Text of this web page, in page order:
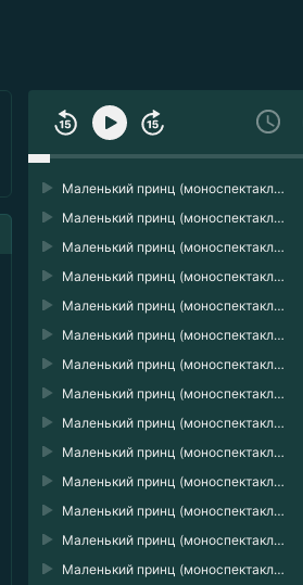
Маленький принц (моноспектакль) 01
Маленький принц (моноспектакль) 02
Маленький принц (моноспектакль) 03
Маленький принц (моноспектакль) 04
Маленький принц (моноспектакль) 05
Маленький принц (моноспектакль) 06
Маленький принц (моноспектакль) 07
Маленький принц (моноспектакль) 08
Маленький принц (моноспектакль) 09
Маленький принц (моноспектакль) 10
Маленький принц (моноспектакль) 11
Маленький принц (моноспектакль) 12
Маленький принц (моноспектакль) 13
Маленький принц (моноспектакль) 14